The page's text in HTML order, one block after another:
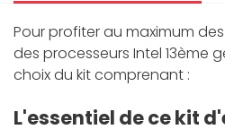
Pour profiter au maximum
des processeurs Intel 13ème
choix du kit comprenant :
L'essentiel de ce kit